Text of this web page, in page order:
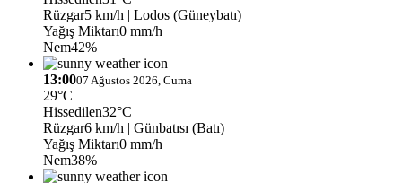
Rüzgar5 km/h | Lodos (Güneybatı)
Yağış Miktarı0 mm/h
Nem42%
13:0007 Ağustos 2026, Cuma
29°C
Hissedilen32°C
Rüzgar6 km/h | Günbatısı (Batı)
Yağış Miktarı0 mm/h
Nem38%